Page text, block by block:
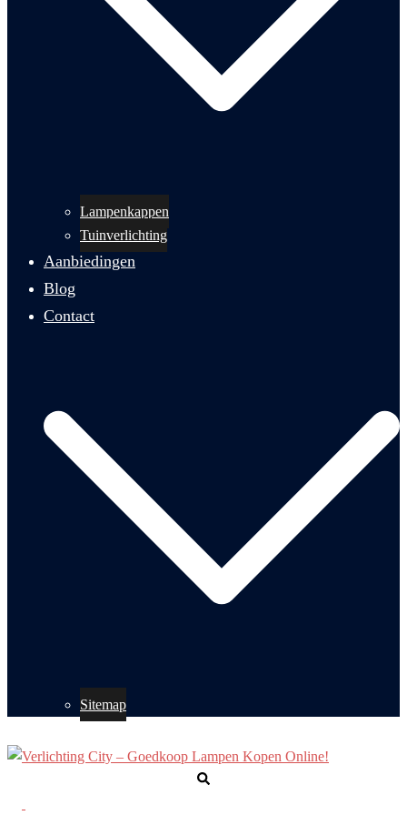
Lampenkappen
Tuinverlichting
Aanbiedingen
Blog
Contact
Sitemap